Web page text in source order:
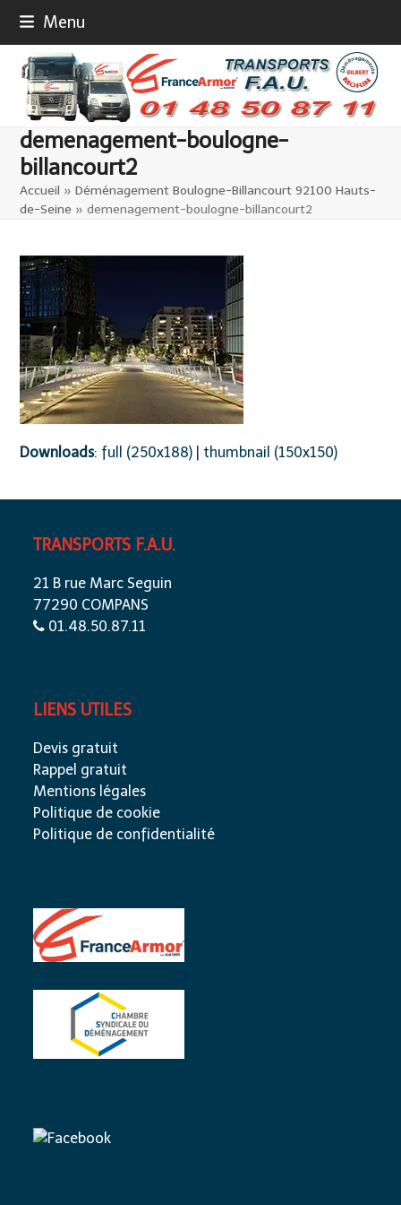
content
Menu
demenagement-boulogne-
billancourt2
Accueil »Déménagement Boulogne-Billancourt 92100 Hauts-
de-Seine »demenagement-boulogne-billancourt2
Downloads: full (250x188) thumbnail (150x150)
TRANSPORTS F.A.U.
21 B rue Marc Seguin
77290 COMPANS
01.48.50.87.11
LIENS UTILES
Devis gratuit
Rappel gratuit
Mentions légales
Politique de cookie
Politique de confidentialité